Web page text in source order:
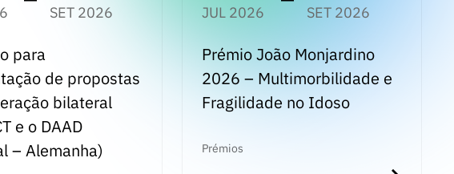
SET 2026
para
de propostas
bilateral
e o DAAD
– Alemanha)
JUL 2026 SET 2026
Prémio João Monjardino
2026 – Multimorbilidade e
Fragilidade no Idoso
Prémios